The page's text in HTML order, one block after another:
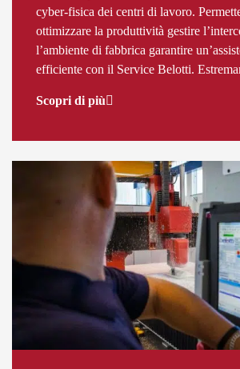
cyber-fisica dei centri di lavoro.
ottimizzare la produttività gestire
l’ambiente di fabbrica garantire
efficiente con il Service Belotti.
Scopri di più